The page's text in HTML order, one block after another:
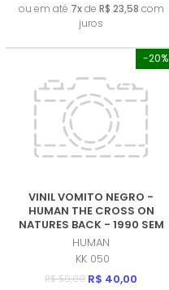
ou em até 7xde R$ 23,58 com
juros
-20%
VINIL VOMITO NEGRO -
HUMAN THE CROSS ON
NATURES BACK - 1990 SEM
ENCARTE (PRODUTO USADO
- BOM)
HUMAN
KK 050
R$ 50,00 R$ 40,00